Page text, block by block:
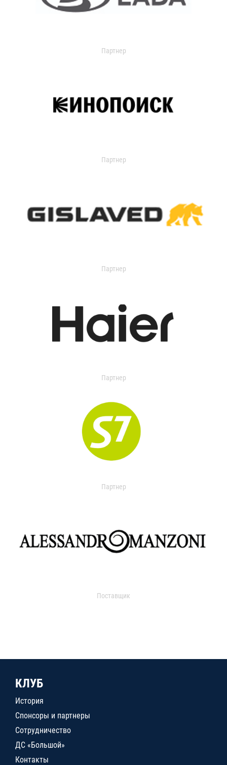
Партнер
Партнер
Партнер
Партнер
Партнер
Поставщик
КЛУБ
История
Спонсоры и партнеры
Сотрудничество
ДС «Большой»
Контакты